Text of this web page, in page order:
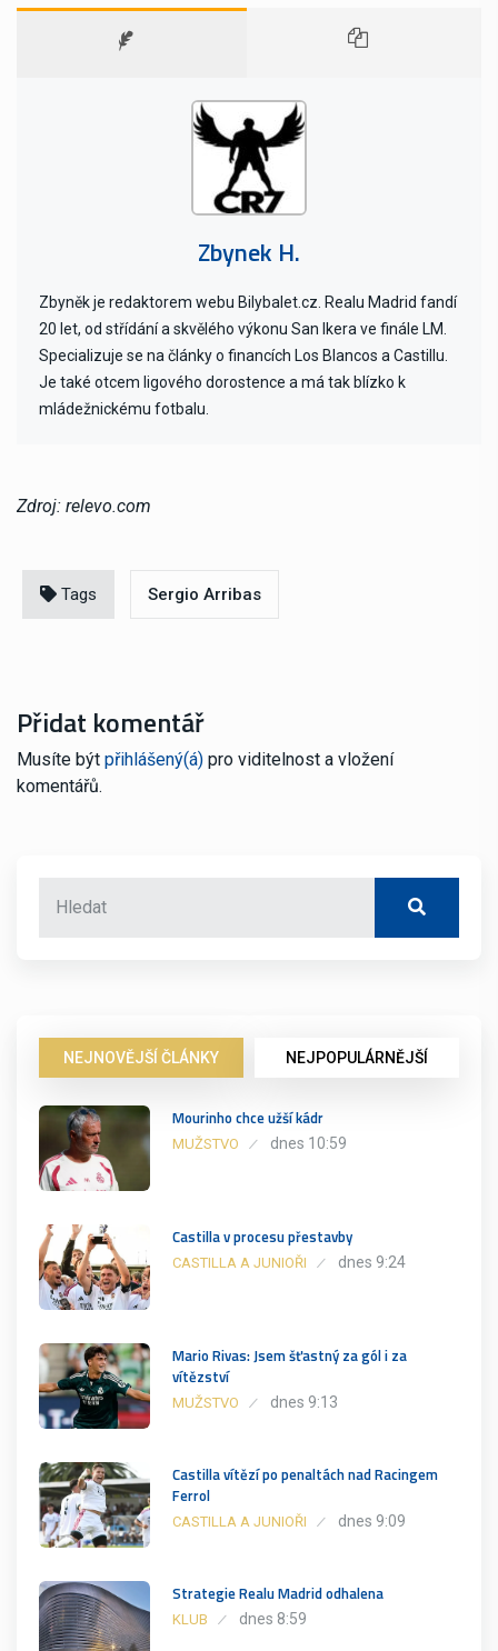
Zbynek H.
Zbyněk je redaktorem webu Bilybalet.cz. Realu Madrid fandí
20 let, od střídání a skvělého výkonu San Ikera ve finále LM.
Specializuje se na články o financích Los Blancos a Castillu.
Je také otcem ligového dorostence a má tak blízko k
mládežnickému fotbalu.
Zdroj: relevo.com
Tags Sergio Arribas
Přidat komentář
Musíte být přihlášený(á) pro viditelnost a vložení
komentářů.
NEJNOVĚJŠÍ ČLÁNKY NEJPOPULÁRNĚJŠÍ
Mourinho chce užší kádr
MUŽSTVO dnes 10:59
Castilla v procesu přestavby
CASTILLA A JUNIOŘI dnes 9:24
Mario Rivas: Jsem šťastný za gól i za
vítězství
MUŽSTVO dnes 9:13
Castilla vítězí po penaltách nad Racingem
Ferrol
CASTILLA A JUNIOŘI dnes 9:09
Strategie Realu Madrid odhalena
KLUB dnes 8:59